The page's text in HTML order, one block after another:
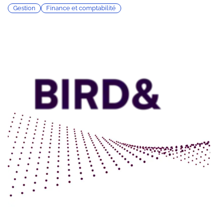
Gestion Finance et comptabilité